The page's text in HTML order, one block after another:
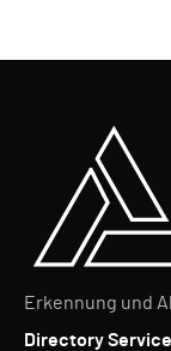
Erkennung und
Directory